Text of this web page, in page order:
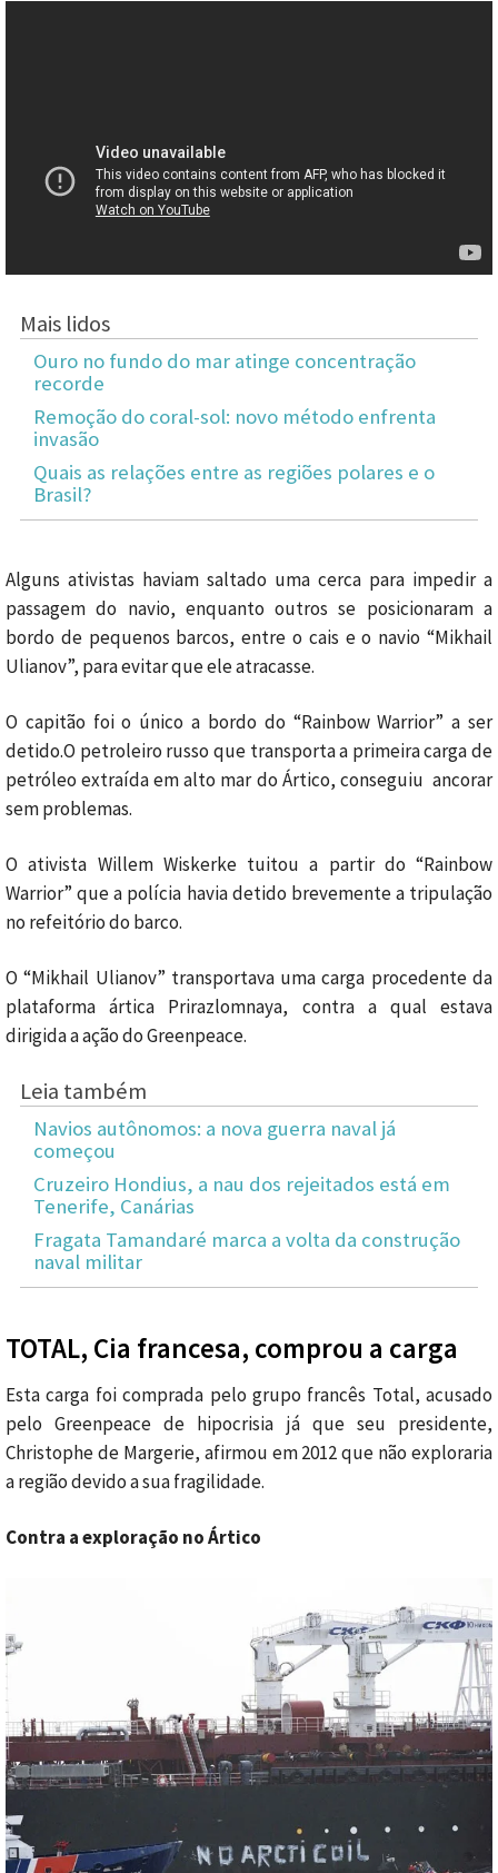
Mais lidos
Ouro no fundo do mar atinge concentração
recorde
Remoção do coral-sol: novo método enfrenta
invasão
Quais as relações entre as regiões polares e o
Brasil?
Alguns ativistas haviam saltado uma cerca para impedir a
passagem do navio, enquanto outros se posicionaram a
bordo de pequenos barcos, entre o cais e o navio “Mikhail
Ulianov”, para evitar que ele atracasse.
O capitão foi o único a bordo do “Rainbow Warrior” a ser
detido.O petroleiro russo que transporta a primeira carga de
petróleo extraída em alto mar do Ártico, conseguiu ancorar
sem problemas.
O ativista Willem Wiskerke tuitou a partir do “Rainbow
Warrior” que a polícia havia detido brevemente a tripulação
no refeitório do barco.
O “Mikhail Ulianov” transportava uma carga procedente da
plataforma ártica Prirazlomnaya, contra a qual estava
dirigida a ação do Greenpeace.
Leia também
Navios autônomos: a nova guerra naval já
começou
Cruzeiro Hondius, a nau dos rejeitados está em
Tenerife, Canárias
Fragata Tamandaré marca a volta da construção
naval militar
TOTAL, Cia francesa, comprou a carga
Esta carga foi comprada pelo grupo francês Total, acusado
pelo Greenpeace de hipocrisia já que seu presidente,
Christophe de Margerie, afirmou em 2012 que não exploraria
a região devido a sua fragilidade.
Contra a exploração no Ártico